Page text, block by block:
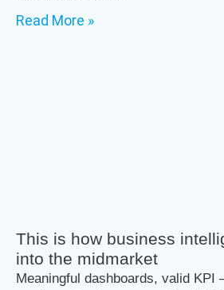
Read More »
This is how business
into the midmarket
Meaningful dashboards, valid KPI